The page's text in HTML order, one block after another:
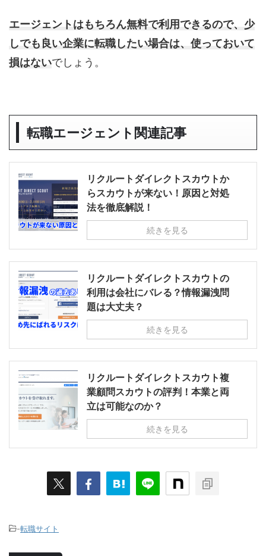
エージェントはもちろん無料で利用できるので、少
しでも良い企業に転職したい場合は、使っておいて
損はないでしょう。
転職エージェント関連記事
リクルートダイレクトスカウトか
らスカウトが来ない！原因と対処
法を徹底解説！
続きを見る
リクルートダイレクトスカウトの
利用は会社にバレる？情報漏洩問
題は大丈夫？
続きを見る
リクルートダイレクトスカウト複
業顧問スカウトの評判！本業と両
立は可能なのか？
続きを見る
-転職サイト